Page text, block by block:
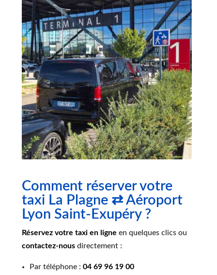
Comment réserver votre
taxi La Plagne ⇄ Aéroport
Lyon Saint-Exupéry ?
Réservez votre taxi en ligne en quelques clics ou
contactez-nousdirectement :
Par téléphone : 04 69 96 19 00